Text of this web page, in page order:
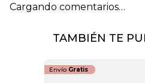
Cargando comentarios…
TAMBIÉN TE
Envío Gratis